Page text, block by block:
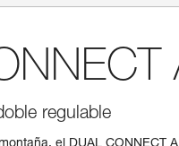
regulable